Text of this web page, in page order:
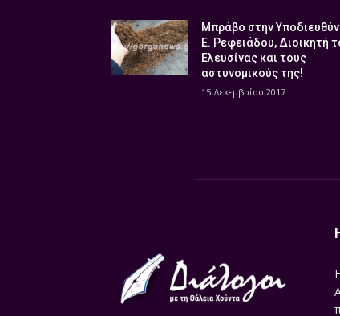
Μπράβο στην
Ε. Ρεφειάδου, Διοικητή
Ελευσίνας και τους
αστυνομικούς της!
15 Δεκεμβρίου 2017